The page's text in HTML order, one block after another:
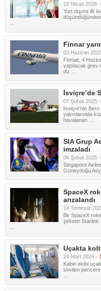
19 Nisan 2026 -
Yurt dışına ilk
Finnar
03 Haziran
Finnair, 4
yapılacak grev
du ...
İsviçre’de
07 Şubat 2025 -
İsviçre’nin
yakınlarında
havalanan ...
SIA Grup
imzaladı
06 Şubat 2025 -
Singapore
Güneydoğu
SpaceX
arızalandı
14 Temmuz
Bir SpaceX
şirketin Starlink
Uçakta
24 Mart 2024 -
Kabin ekibi
sevilen pencere